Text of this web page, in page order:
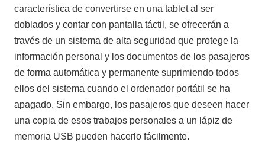
característica de convertirse en una tablet al ser
doblados y contar con pantalla táctil, se ofrecerán a
través de un sistema de alta seguridad que protege la
información personal y los documentos de los pasajeros
de forma automática y permanente suprimiendo todos
ellos del sistema cuando el ordenador portátil se ha
apagado. Sin embargo, los pasajeros que deseen hacer
una copia de esos trabajos personales a un lápiz de
memoria USB pueden hacerlo fácilmente.